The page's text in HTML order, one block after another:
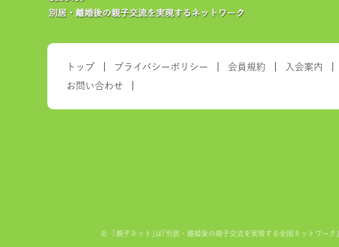
トップ プライバシーポリシー 会員規約 入会案内
お問い合わせ
© 「親子ネット｣は｢別居・離婚後の親子交流を実現する全国ネットワー